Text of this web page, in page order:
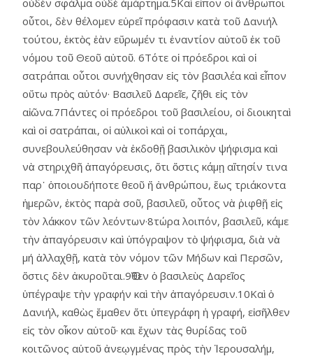
οὗτοι, δὲν θέλομεν εὑρεῖ πρόφασιν κατὰ τοῦ Δανιήλ
τούτου, ἐκτὸς ἐὰν εὕρωμέν τι ἐναντίον αὐτοῦ ἐκ τοῦ
νόμου τοῦ Θεοῦ αὐτοῦ. 6Τότε οἱ πρόεδροι καὶ οἱ
σατράπαι οὗτοι συνήχθησαν εἰς τὸν βασιλέα καὶ εἶπον
οὕτω πρὸς αὐτόν· Βασιλεῦ Δαρεῖε, ζῆθι εἰς τὸν
αἰῶνα.7Πάντες οἱ πρόεδροι τοῦ βασιλείου, οἱ διοικηταὶ
καὶ οἱ σατράπαι, οἱ αὐλικοὶ καὶ οἱ τοπάρχαι,
συνεβουλεύθησαν νὰ ἐκδοθῇ βασιλικὸν ψήφισμα καὶ
νὰ στηριχθῆ ἀπαγόρευσις, ὅτι ὅστις κάμῃ αἴτησίν τινα
παρ᾿ ὁποιουδήποτε θεοῦ ἤ ἀνθρώπου, ἕως τριάκοντα
ἡμερῶν, ἐκτὸς παρὰ σοῦ, βασιλεῦ, οὗτος νὰ ῥιφθῇ εἰς
τὸν λάκκον τῶν λεόντων·8τώρα λοιπόν, βασιλεῦ, κάμε
τὴν ἀπαγόρευσιν καὶ ὑπόγραψον τὸ ψήφισμα, διὰ νὰ
μή ἀλλαχθῇ, κατὰ τὸν νόμον τῶν Μήδων καὶ Περσῶν,
ὅστις δὲν ἀκυροῦται.9Ὅθεν ὁ βασιλεὺς Δαρεῖος
ὑπέγραψε τὴν γραφήν καὶ τὴν ἀπαγόρευσιν.10Καὶ ὁ
Δανιήλ, καθὼς ἔμαθεν ὅτι ὑπεγράφη ἡ γραφή, εἰσῆλθεν
εἰς τὸν οἶκον αὑτοῦ· και ἔχων τὰς θυρίδας τοῦ
κοιτῶνος αὑτοῦ ἀνεῳγμένας πρὸς τὴν Ἱερουσαλήμ,